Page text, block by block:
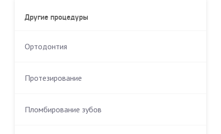
Другие процедуры
Ортодонтия
Протезирование
Пломбирование зубов